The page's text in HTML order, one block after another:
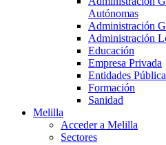
Autónomas
Administración
Administración
Educación
Empresa Privada
Entidades
Formación
Sanidad
Melilla
Acceder a Melilla
Sectores